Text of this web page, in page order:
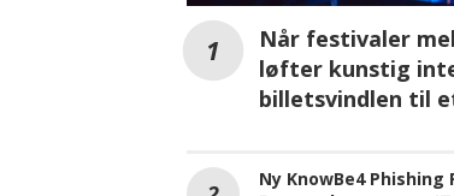
Ny KnowBe4 Phishing
Personaleemner og
hackernes foretrukne
bedragerimetoder